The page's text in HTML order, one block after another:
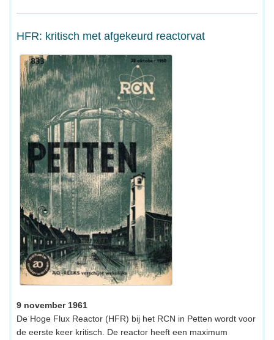
HFR: kritisch met afgekeurd reactorvat
9 november 1961
De Hoge Flux Reactor (HFR) bij het RCN in Petten wordt voor
de eerste keer kritisch. De reactor heeft een maximum